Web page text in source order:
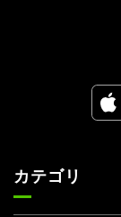
カテゴリ